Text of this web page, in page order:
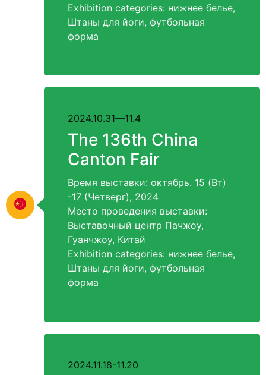
Exhibition categories: нижнее белье,
Штаны для йоги, футбольная
форма
2024.10.31—11.4
The 136th China
Canton Fair
Время выставки: октябрь. 15 (Вт)
-17 (Четверг), 2024
Место проведения выставки:
Выставочный центр Пачжоу,
Гуанчжоу, Китай
Exhibition categories: нижнее белье,
Штаны для йоги, футбольная
форма
2024.11.18-11.20